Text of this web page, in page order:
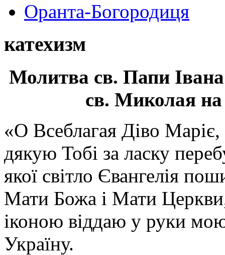
Оранта-Богородиця
катехизм
Молитва св. Папи
св. Миколая на
«О Всеблагая Діво
дякую Тобі за ласку
якої світло Євангелія
Мати Божа і Мати
іконою віддаю у руки
Україну.